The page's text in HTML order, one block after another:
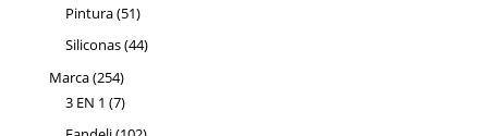
Pintura 5151
productos
Siliconas 4444
Marca 254254
productos
3 EN 1 77
productos